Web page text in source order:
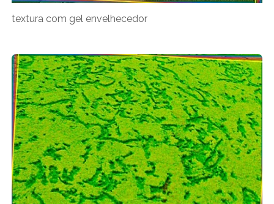
textura com gel envelhecedor